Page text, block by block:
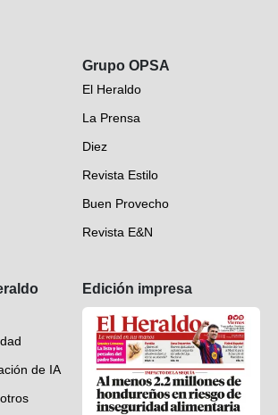
Grupo OPSA
El Heraldo
La Prensa
Diez
Revista Estilo
Buen Provecho
Revista E&N
de IA
Edición impresa